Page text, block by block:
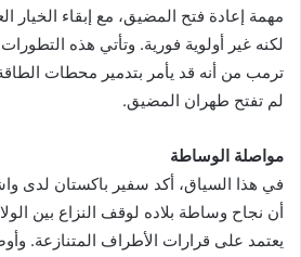
مهمة إعادة فتح المضيق، مع إبقاء الخيار
لكنه غير أولوية فورية. وتأتي هذه
ترمب من أنه قد يأمر بتدمير محطات الطاقة
لم تفتح طهران المضيق.
مواصلة الوساطة
في هذا السياق، أكد سفير باكستان لدى
أن نجاح وساطة بلاده لوقف النزاع بين
يعتمد على قرارات الأطراف المتنازعة.